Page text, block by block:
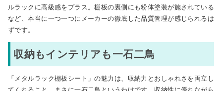
ルラックに高級感をプラス。棚板の裏側にも粉体塗装が施されている
など、本当に一つ一つにメーカーの徹底した品質管理が感じられるは
ずです。
収納もインテリアも一石二鳥
「メタルラック棚板シート」の魅力は、収納力とおしゃれさを両立し